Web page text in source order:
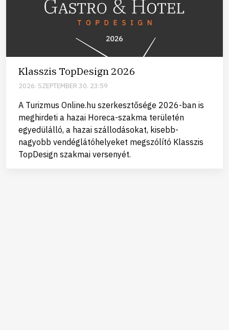
Klasszis TopDesign 2026
2026. SZEPTEMBER 30. 23:59
A Turizmus Online.hu szerkesztősége 2026-ban is
meghirdeti a hazai Horeca-szakma területén
egyedülálló, a hazai szállodásokat, kisebb-
nagyobb vendéglátóhelyeket megszólító Klasszis
TopDesign szakmai versenyét.